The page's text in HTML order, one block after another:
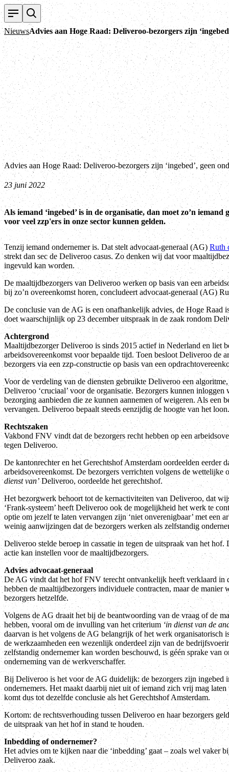
NieuwsAdvies aan Hoge Raad: Deliveroo-bezorgers zijn
Advies aan Hoge Raad: Deliveroo-bezorgers zijn ‘ingebed’, geen
23 juni 2022
Als iemand ‘ingebed’ is in de organisatie, dan moet zo’n
voor veel zzp'ers in onze sector kunnen gelden.
Tenzij iemand ondernemer is. Dat stelt advocaat-generaal (AG)Ruth
strekt dan sec de Deliveroo casus. Zo denken wij dat voor
ingevuld kan worden.
De maaltijdbezorgers van Deliveroo werken op basis van een
bij zo’n overeenkomst horen, concludeert advocaat-generaal (AG)
De conclusie van de AG is een onafhankelijk advies, de Hoge Raad
doet waarschijnlijk op 23 december uitspraak in de zaak rondom
Achtergrond
Maaltijdbezorger Deliveroo is sinds 2015 actief in Nederland en liet
arbeidsovereenkomst voor bepaalde tijd. Toen besloot Deliveroo de
bezorgers via een zzp-constructie op basis van een
Voor de verdeling van de diensten gebruikte Deliveroo een
Deliveroo ‘cruciaal’ voor de organisatie. Bezorgers kunnen
bezorging aanbieden die ze kunnen aannemen of weigeren. Als een
vervangen. Deliveroo bepaalt steeds eenzijdig de hoogte van het loon.
Rechtszaken
Vakbond FNV vindt dat de bezorgers recht hebben op een
tegen Deliveroo.
De kantonrechter en het Gerechtshof Amsterdam oordeelden eerder
arbeidsovereenkomst. De bezorgers verrichten volgens de
dienst van’Deliveroo, oordeelde het gerechtshof.
Het bezorgwerk behoort tot de kernactiviteiten van Deliveroo, dat
‘Frank-systeem’ heeft Deliveroo ook de mogelijkheid het werk te
optie om jezelf te laten vervangen zijn ‘niet onverenigbaar’ met een
weinig aanwijzingen dat de bezorgers werken als zelfstandig
Deliveroo stelde beroep in cassatie in tegen de uitspraak van het
actie kan instellen voor de maaltijdbezorgers.
Advies advocaat-generaal
De AG vindt dat het hof FNV terecht ontvankelijk heeft verklaard in
hebben de maaltijdbezorgers individuele contracten, maar de
bezorgers hetzelfde.
Volgens de AG draait het bij de beantwoording van de vraag of de
hebben, vooral om de invulling van het criterium‘in dienst van de
daarvan is het volgens de AG belangrijk of het werk organisatorisch
de werkzaamheden een wezenlijk onderdeel zijn van de
zelfstandig ondernemer kan worden beschouwd, is géén sprake van
onderneming van de werkverschaffer.
Bij Deliveroo is het voor de AG duidelijk: de bezorgers zijn ingebed
ondernemers. Het maakt daarbij niet uit of iemand zich vrij mag
komt dus tot dezelfde conclusie als het Gerechtshof Amsterdam.
Kortom: de rechtsverhouding tussen Deliveroo en haar bezorgers
de uitspraak van het hof in stand te houden.
Inbedding of ondernemer?
Het advies om te kijken naar die ‘inbedding’ gaat – zoals wel vaker
Deliveroo zaak.